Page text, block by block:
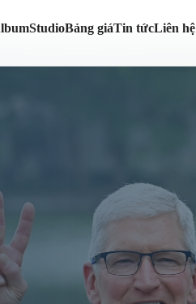
StudioBảng giáTin tứcLiên hệ